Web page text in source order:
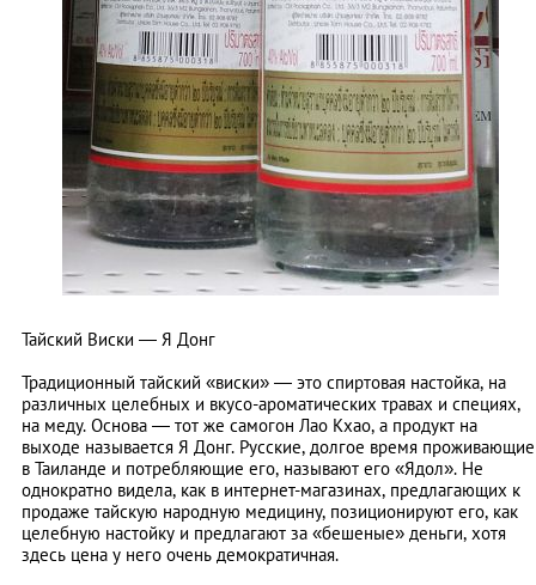
Тайский Виски — Я Донг
Традиционный тайский «виски» — это спиртовая настойка, на
различных целебных и вкусо-ароматических травах и специях,
на меду. Основа — тот же самогон Лао Кхао, а продукт на
выходе называется Я Донг. Русские, долгое время проживающие
в Таиланде и потребляющие его, называют его «Ядол». Не
однократно видела, как в интернет-магазинах, предлагающих к
продаже тайскую народную медицину, позиционируют его, как
целебную настойку и предлагают за «бешеные» деньги, хотя
здесь цена у него очень демократичная.